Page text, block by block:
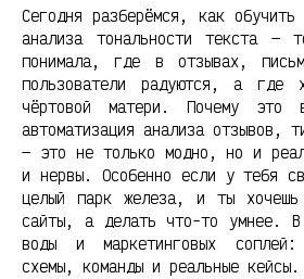
Сегодня разберёмся, как
анализа тональности текста —
понимала, где в отзывах,
пользователи радуются, а где
чёртовой матери. Почему это
автоматизация анализа отзывов,
— это не только модно, но и
и нервы. Особенно если у тебя
целый парк железа, и ты хочешь
сайты, а делать что-то умнее.
воды и маркетинговых
схемы, команды и реальные кейсы.